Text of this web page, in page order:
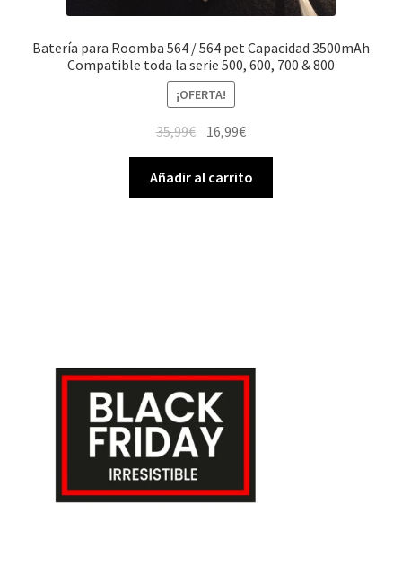
Batería para Roomba 564 / 564 pet Capacidad 3500mAh
Compatible toda la serie 500, 600, 700 & 800
¡OFERTA!
35,99€ El
precio
original
era:
16,99€El
precio
actual
es:
Añadir al carrito